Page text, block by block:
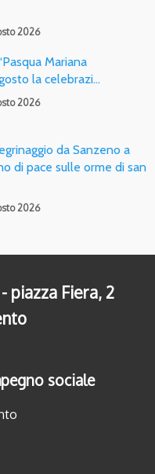
2026
Mariana
la celebrazi…
2026
da Sanzeno a
di pace sulle orme di san
2026
piazza Fiera, 2
sociale